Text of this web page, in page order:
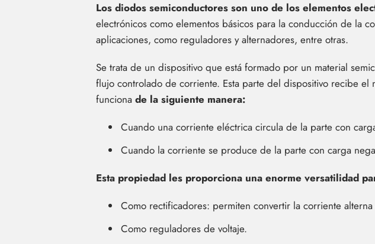
Los diodos semiconductores son uno de los elementos
electrónicos como elementos básicos para la conducción de la
aplicaciones, como reguladores y alternadores, entre otras.
Se trata de un dispositivo que está formado por un material
flujo controlado de corriente. Esta parte del dispositivo recibe
funciona de la siguiente manera:
Cuando una corriente eléctrica circula de la parte con
Cuando la corriente se produce de la parte con carga
Esta propiedad les proporciona una enorme versatilidad
Como rectificadores: permiten convertir la corriente
Como reguladores de voltaje.